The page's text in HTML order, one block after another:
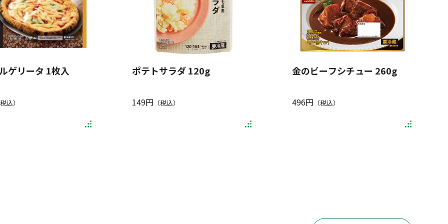
ゲリータ 1枚入
込）
ポテトサラダ 120g
149円 （税込）
金のビーフシチュー 260g
496円 （税込）